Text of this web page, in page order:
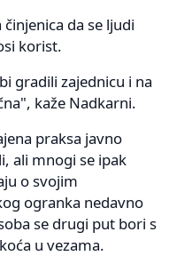
da se ljudi
korist.
gradili zajednicu i na
kaže Nadkarni.
praksa javno
ali mnogi se ipak
o svojim
ogranka nedavno
se drugi put bori s
u vezama.